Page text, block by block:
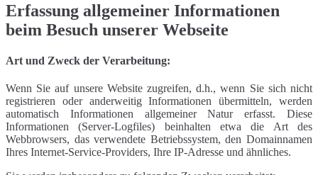
Erfassung allgemeiner Informationen
beim Besuch unserer Webseite
Art und Zweck der Verarbeitung:
Wenn Sie auf unsere Website zugreifen, d.h., wenn Sie sich nicht
registrieren oder anderweitig Informationen übermitteln, werden
automatisch Informationen allgemeiner Natur erfasst. Diese
Informationen (Server-Logfiles) beinhalten etwa die Art des
Webbrowsers, das verwendete Betriebssystem, den Domainnamen
Ihres Internet-Service-Providers, Ihre IP-Adresse und ähnliches.